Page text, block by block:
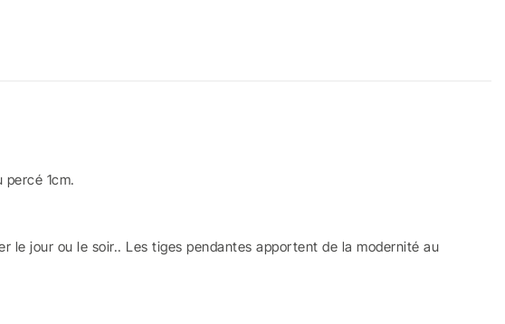
1cm.
le jour ou le soir.. Les tiges pendantes apportent de la modernité au